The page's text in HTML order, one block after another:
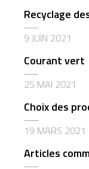
Recyclage
9 JUIN 2021
Courant vert
25 MAI 2021
Choix des
19 MARS 2021
Articles